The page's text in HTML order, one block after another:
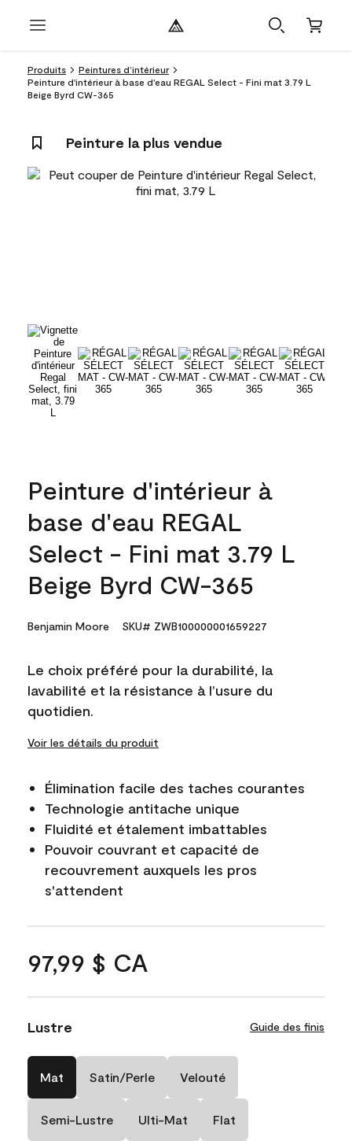
Produits
Peintures d’intérieur
Peinture d'intérieur à base d'eau REGAL Select - Fini mat 3.79 L
Beige Byrd CW-365
Peinture la plus vendue
Peinture d'intérieur à
base d'eau REGAL
Select - Fini mat 3.79 L
Beige Byrd CW-365
Benjamin Moore SKU# ZWB100000001659227
Le choix préféré pour la durabilité, la
lavabilité et la résistance à l’usure du
quotidien.
Voir les détails du produit
Élimination facile des taches courantes
Technologie antitache unique
Fluidité et étalement imbattables
Pouvoir couvrant et capacité de
recouvrement auxquels les pros
s'attendent
97,99 $ CA
Lustre Guide des finis
Mat Satin/Perle Velouté
Semi-Lustre Ulti-Mat Flat